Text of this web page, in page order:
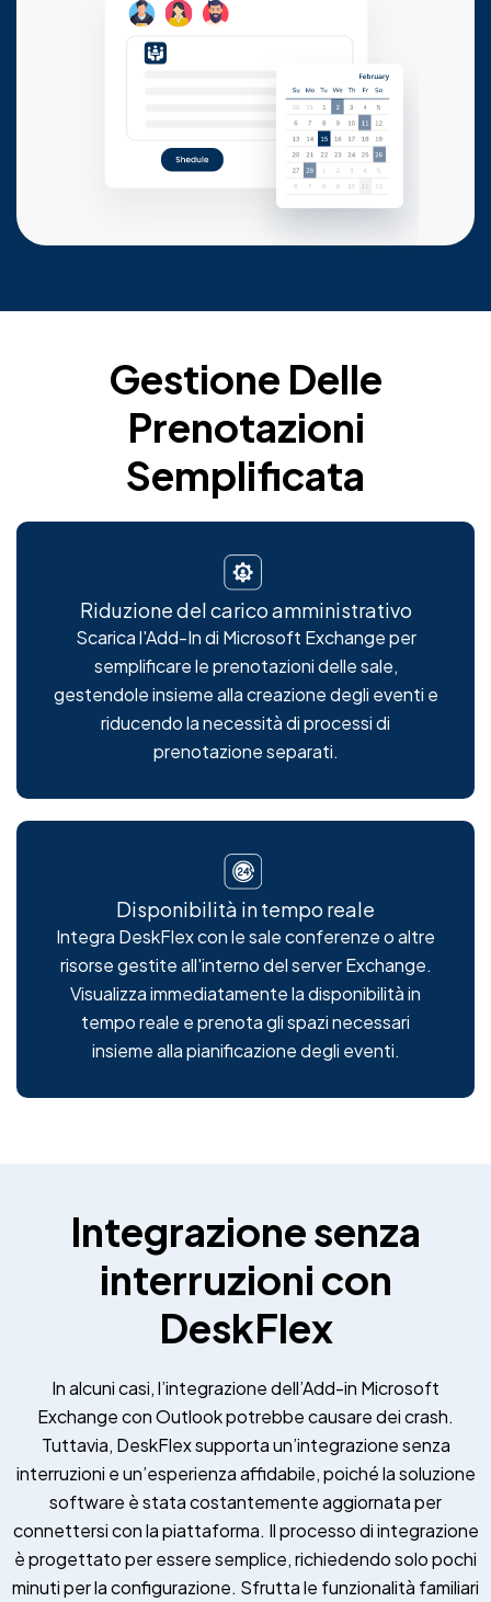
Gestione Delle
Prenotazioni
Semplificata
Riduzione del carico amministrativo
Scarica l'Add-In di Microsoft Exchange per
semplificare le prenotazioni delle sale,
gestendole insieme alla creazione degli eventi e
riducendo la necessità di processi di
prenotazione separati.
Disponibilità in tempo reale
Integra DeskFlex con le sale conferenze o altre
risorse gestite all'interno del server Exchange.
Visualizza immediatamente la disponibilità in
tempo reale e prenota gli spazi necessari
insieme alla pianificazione degli eventi.
Integrazione senza
interruzioni con
DeskFlex
In alcuni casi, l’integrazione dell’Add-in Microsoft
Exchange con Outlook potrebbe causare dei crash.
Tuttavia, DeskFlex supporta un’integrazione senza
interruzioni e un’esperienza affidabile, poiché la soluzione
software è stata costantemente aggiornata per
connettersi con la piattaforma. Il processo di integrazione
è progettato per essere semplice, richiedendo solo pochi
minuti per la configurazione. Sfrutta le funzionalità familiari